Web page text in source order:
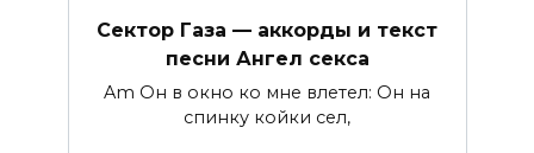
Сектор Газа — аккорды и текст
песни Ангел секса
Am Он в окно ко мне влетел: Он на
спинку койки сел,